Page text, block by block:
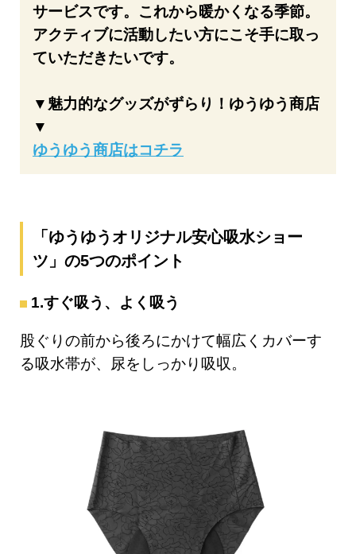
サービスです。これから暖かくなる季節。
アクティブに活動したい方にこそ手に取っ
ていただきたいです。
▼魅力的なグッズがずらり！ゆうゆう商店
▼
ゆうゆう商店はコチラ
「ゆうゆうオリジナル安心吸水ショー
ツ」の5つのポイント
1.すぐ吸う、よく吸う
股ぐりの前から後ろにかけて幅広くカバーす
る吸水帯が、尿をしっかり吸収。